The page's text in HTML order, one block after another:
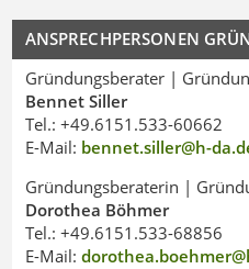
ANSPRECHPERSONEN
Gründungsberater |
Bennet Siller
Tel.: +49.6151.533-60662
E-Mail: bennet.siller@h-da.
Gründungsberaterin |
Dorothea Böhmer
Tel.: +49.6151.533-68856
E-Mail: